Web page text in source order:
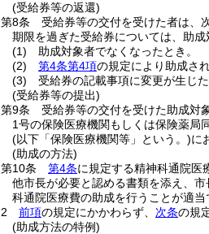
(受給券等の返還)
第8条
受給券等の交付を受けた者は、
期限を過ぎた受給券については、助
(1)
助成対象者でなくなったとき。
(2)
第4条第4項の規定により助成さ
(3)
受給券の記載事項に変更が生じた
(受給券等の提出)
第9条
受給券等の交付を受けた助成対
1号の保険医療機関もしくは保険薬局
(以下「保険医療機関等」という。)に
(助成の方法)
第10条
第4条に規定する精神科通院医
他市長が必要と認める書類を添え、
科通院医療費の助成を行うことが適
2
前項の規定にかかわらず、 次条の規
(助成方法の特例)